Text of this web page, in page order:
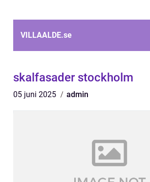
VILLAALDE.se
skalfasader stockholm
05 juni 2025 admin